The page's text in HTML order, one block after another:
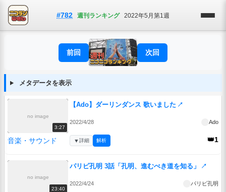
#782 週刊ランキング 2022年5月第1週
前回 次回
メタデータを表示
no image
3:27
【Ado】ダーリンダンス 歌いました ↗
2022/4/28 Ado
音楽・サウンド 👑1
▼詳細 解析
no image
23:40
パリピ孔明 3話「孔明、進むべき道を知る」 ↗
2022/4/24 パリピ孔明